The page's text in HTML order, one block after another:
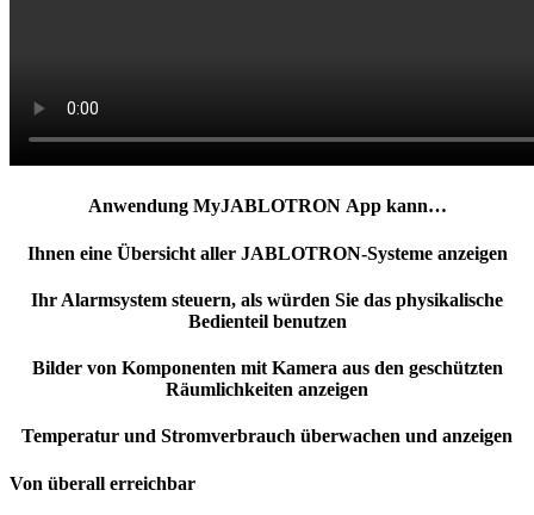
Anwendung MyJABLOTRON App kann…
Ihnen eine Übersicht aller JABLOTRON-Systeme anzeigen
Ihr Alarmsystem steuern, als würden Sie das physikalische
Bedienteil benutzen
Bilder von Komponenten mit Kamera aus den geschützten
Räumlichkeiten anzeigen
Temperatur und Stromverbrauch überwachen und anzeigen
Von überall erreichbar